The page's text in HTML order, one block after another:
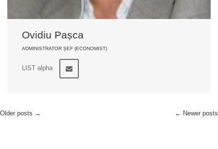
Ovidiu Pașca
ADMINISTRATOR ȘEF (ECONOMIST)
LIST alpha
Older posts → ← Newer posts